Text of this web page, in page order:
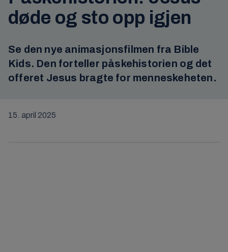
døde og sto opp igjen
Se den nye animasjonsfilmen fra Bible
Kids. Den forteller påskehistorien og det
offeret Jesus bragte for menneskeheten.
15. april 2025